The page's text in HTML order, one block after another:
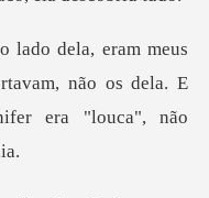
não os dela. E